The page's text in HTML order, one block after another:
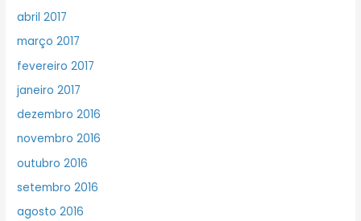
abril 2017
março 2017
fevereiro 2017
janeiro 2017
dezembro 2016
novembro 2016
outubro 2016
setembro 2016
agosto 2016